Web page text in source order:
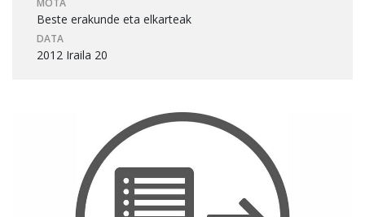
MOTA
Beste erakunde eta elkarteak
DATA
2012 Iraila 20